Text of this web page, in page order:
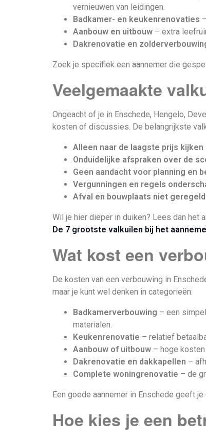
vernieuwen van leidingen.
Badkamer- en keukenrenovaties
Aanbouw en uitbouw – extra
Dakrenovatie en
Zoek je specifiek een aannemer die
Veelgemaakte
Ongeacht of je in Enschede, Hengelo,
kosten of discussies. De belangrijkste
Alleen naar de laagste prijs kijken
Onduidelijke afspraken over de
Geen aandacht voor planning en
Vergunningen en regels
Afval en bouwplaats niet geregeld
Wil je hier dieper in duiken? Lees dan het
De 7 grootste valkuilen bij het
Wat kost een
De kosten van een verbouwing in
maar je kunt wel denken in categorieën:
Badkamerverbouwing – een
materialen.
Keukenrenovatie – relatief
Aanbouw of uitbouw – hoge
Dakrenovatie en dakkapellen –
Complete woningrenovatie – de
Een goede aannemer in Enschede geeft
Hoe kies je een